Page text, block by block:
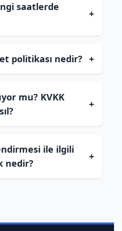
saatlerde
+
politikası nedir? +
mu? KVKK
+
ile ilgili
nedir?
+